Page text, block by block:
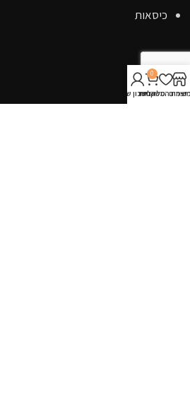
כיסאות
קישורים
אודותמוצריםהמשאלות
0
סל קניות
החשבון שלי